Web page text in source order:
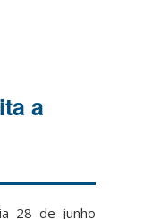
a
28 de junho